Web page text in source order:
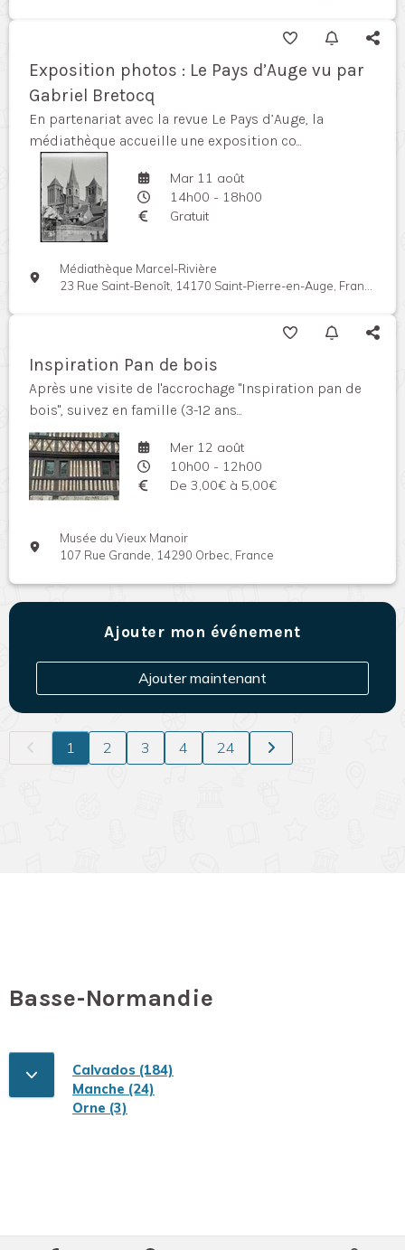
Exposition photos : Le Pays d’Auge vu par
Gabriel Bretocq
En partenariat avec la revue Le Pays d’Auge, la
médiathèque accueille une exposition co...
Mar 11 août
14h00 - 18h00
Gratuit
Médiathèque Marcel-Rivière
23 Rue Saint-Benoît, 14170 Saint-Pierre-en-Auge, France
Inspiration Pan de bois
Après une visite de l'accrochage "Inspiration pan de
bois", suivez en famille (3-12 ans...
Mer 12 août
10h00 - 12h00
De 3,00€ à 5,00€
Musée du Vieux Manoir
107 Rue Grande, 14290 Orbec, France
Ajouter mon événement
Ajouter maintenant
1 2 3 4 24
Basse-Normandie
Calvados (184)
Manche (24)
Orne (3)